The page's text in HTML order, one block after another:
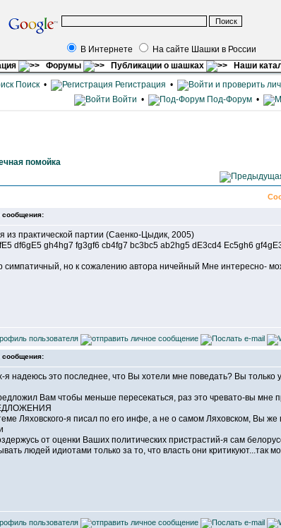
В Интернете
На сайте Шашки в России
Форумы Публикации о шашках Наши
Поиск• Регистрация •
Войти • Под-Форум •
помойка
сообщения:
из практической партии (Саенко-Цыдик, 2005)
df6gE5 gh4hg7 fg3gf6 cb4fg7 bc3bc5 ab2hg5 dE3cd4 Ec5gh6
симпатичный, но к сожалению автора ничейный Мне интересно-
сообщения:
я надеюсь это последнее, что Вы хотели мне поведать? Вы
Вам чтобы меньше пересекаться, раз это чревато-вы мне
Ляховского-я писал по его инфе, а не о самом Ляховском, Вы
от оценки Ваших политических пристрастий-я сам
людей идиотами только за то, что власть они критикуют...так